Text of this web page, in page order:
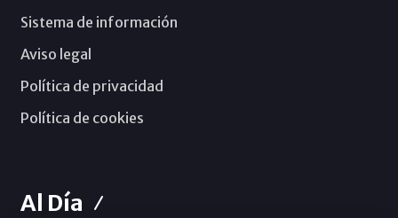
Sistema de información
Aviso legal
Política de privacidad
Política de cookies
Al Día